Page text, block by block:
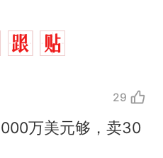
29
万美元够，卖30